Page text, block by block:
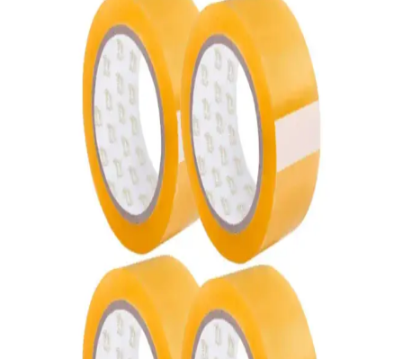
Ahşap Levhaların Taşınmasında Yaratıcı ve Pratik
Çözümler Üzerine Bir Deneyim
Yirmi yıl beklemiş ağır ahşap levhaların taşınmasında, ters çevrilmiş
testere sehpası ve geri dönüştürülmüş tekerleklerle oluşturulan pratik
araç kullanıldı. Bu yöntem iş gücü ve zamanı azalttı.
Zebra ZD220T Termal Transfer ve Direkt Termal
Barkod Yazıcı Özellikleri ve Kullanım Alanları
Zebra ZD220T, kompakt tasarımı ve çok yönlü baskı
teknolojileriyle çeşitli sektörlerde yüksek performans sağlar, kolay
kurulumu ve kullanım avantajlarıyla öne çıkar.
KOLİX Gramajlı El Tutmalı Karton Taşıma Kolisi:
Güvenilir ve Çevre Dostu Taşıma Çözümü
KOLİX'in 60x40x40 cm ölçülerinde, geri dönüşümlü ve demonte
yapılı taşıma kolisi, ergonomik el tutma kısımlarıyla çeşitli
sektörlerde güvenli ve ekonomik taşıma sağlar.